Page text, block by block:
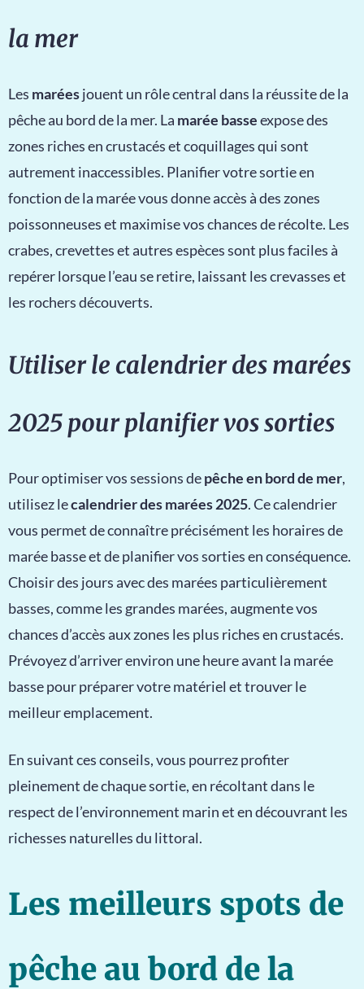
la mer
Les maréesjouent un rôle central dans la réussite de la
pêche au bord de la mer. La marée basseexpose des
zones riches en crustacés et coquillages qui sont
autrement inaccessibles. Planifier votre sortie en
fonction de la marée vous donne accès à des zones
poissonneuses et maximise vos chances de récolte. Les
crabes, crevettes et autres espèces sont plus faciles à
repérer lorsque l’eau se retire, laissant les crevasses et
les rochers découverts.
Utiliser le calendrier des marées
2025 pour planifier vos sorties
Pour optimiser vos sessions depêche en bord de mer,
utilisez lecalendrier des marées 2025. Ce calendrier
vous permet de connaître précisément les horaires de
marée basse et de planifier vos sorties en conséquence.
Choisir des jours avec des marées particulièrement
basses, comme les grandes marées, augmente vos
chances d’accès aux zones les plus riches en crustacés.
Prévoyez d’arriver environ une heure avant la marée
basse pour préparer votre matériel et trouver le
meilleur emplacement.
En suivant ces conseils, vous pourrez profiter
pleinement de chaque sortie, en récoltant dans le
respect de l’environnement marin et en découvrant les
richesses naturelles du littoral.
Les meilleurs spots de
pêche au bord de la